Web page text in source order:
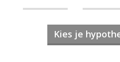
Kies je